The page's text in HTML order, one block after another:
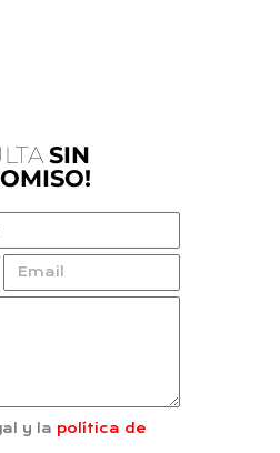
SIN
y la política de